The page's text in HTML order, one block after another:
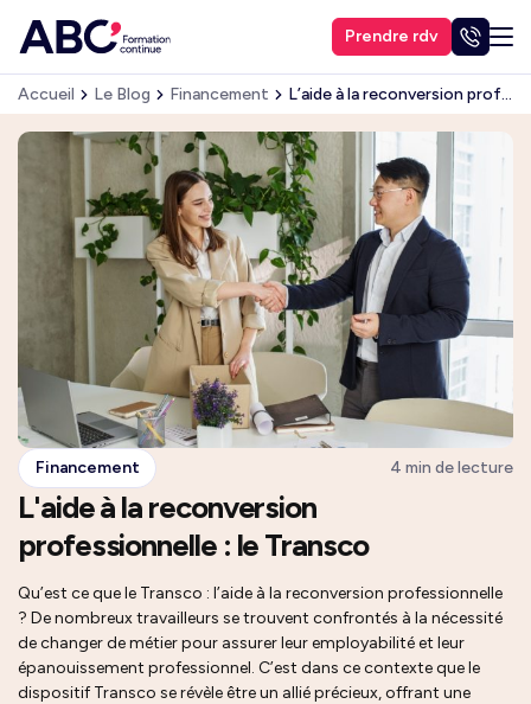
Prendre rdv
Accueil Le Blog Financement L’aide à la reconversion professionnelle : le Transco
Financement 4 min de lecture
L'aide à la reconversion
professionnelle : le Transco
Qu’est ce que le Transco : l’aide à la reconversion professionnelle
? De nombreux travailleurs se trouvent confrontés à la nécessité
de changer de métier pour assurer leur employabilité et leur
épanouissement professionnel. C’est dans ce contexte que le
dispositif Transco se révèle être un allié précieux, offrant une